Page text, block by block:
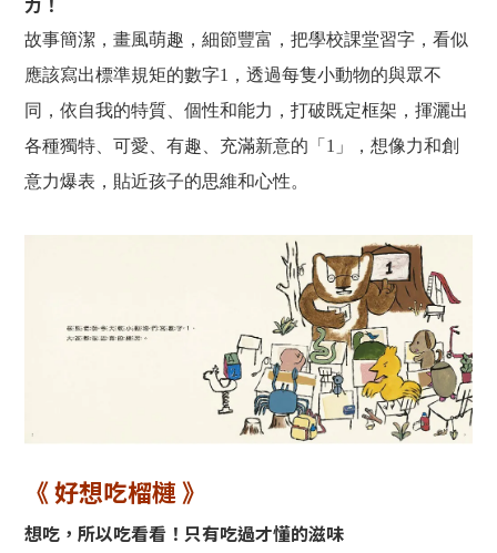
故事簡潔，畫風萌趣，細節豐富，把學校課堂習字，看似
應該寫出標準規矩的數字1，透過每隻小動物的與眾不
同，依自我的特質、個性和能力，打破既定框架，揮灑出
各種獨特、可愛、有趣、充滿新意的「1」，想像力和創
意力爆表，貼近孩子的思維和心性。
《 好想吃榴槤 》
想吃，所以吃看看！只有吃過才懂的滋味